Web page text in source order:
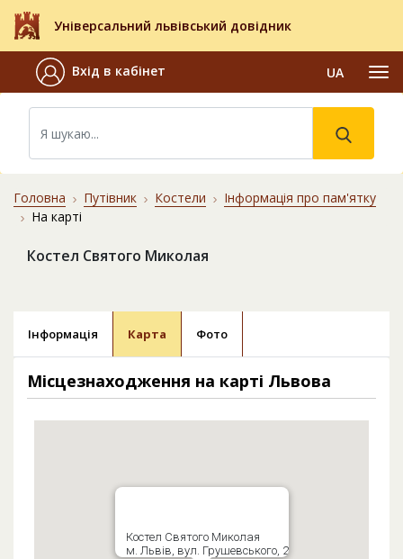
Універсальний львівський довідник
Вхід в кабінет UA
Головна Путівник Костели
Інформація про пам'ятку
На карті
Костел Святого Миколая
Інформація Карта Фото
Місцезнаходження на карті Львова
Костел Святого Миколая
м. Львів, вул. Грушевського, 2